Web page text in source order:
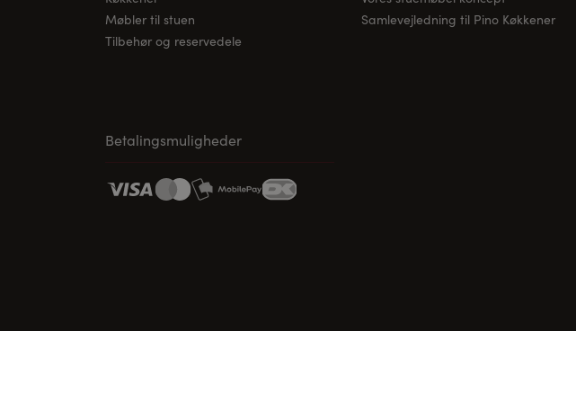
Møbler til stuen
Tilbehør og reservedele
Samlevejledning til Pino Køkkener
Betalingsmuligheder